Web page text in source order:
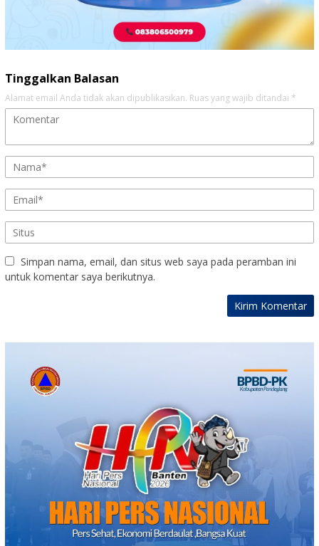
Tinggalkan Balasan
Alamat email Anda tidak akan dipublikasikan. Ruas yang wajib ditandai *
Simpan nama, email, dan situs web saya pada peramban ini
untuk komentar saya berikutnya.